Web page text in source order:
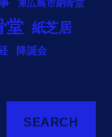
東広島市納骨堂
堂 紙芝居
降誕会